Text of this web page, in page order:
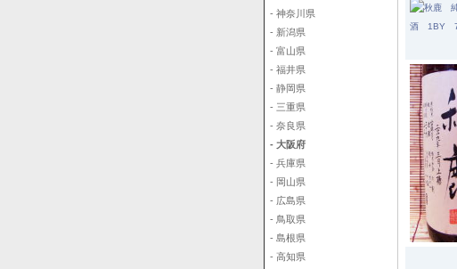
- 神奈川県
- 新潟県
- 富山県
- 福井県
- 静岡県
- 三重県
- 奈良県
- 大阪府
- 兵庫県
- 岡山県
- 広島県
- 鳥取県
- 島根県
- 高知県